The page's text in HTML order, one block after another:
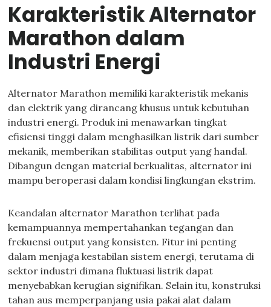
Karakteristik Alternator
Marathon dalam
Industri Energi
Alternator Marathon memiliki karakteristik mekanis
dan elektrik yang dirancang khusus untuk kebutuhan
industri energi. Produk ini menawarkan tingkat
efisiensi tinggi dalam menghasilkan listrik dari sumber
mekanik, memberikan stabilitas output yang handal.
Dibangun dengan material berkualitas, alternator ini
mampu beroperasi dalam kondisi lingkungan ekstrim.
Keandalan alternator Marathon terlihat pada
kemampuannya mempertahankan tegangan dan
frekuensi output yang konsisten. Fitur ini penting
dalam menjaga kestabilan sistem energi, terutama di
sektor industri dimana fluktuasi listrik dapat
menyebabkan kerugian signifikan. Selain itu, konstruksi
tahan aus memperpanjang usia pakai alat dalam